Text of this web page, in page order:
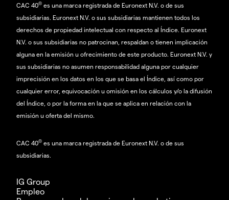
CAC 40® es una marca registrada de Euronext N.V. o de sus
subsidiarias. Euronext N.V. o sus subsidiarias mantienen todos los
derechos de propiedad intelectual con respecto al Índice. Euronext
N.V. o sus subsidiarias no patrocinan, respaldan o tienen implicación
alguna en la emisión u ofrecimiento de este producto. Euronext N.V. y
sus subsidiarias no asumen responsabilidad alguna por cualquier
imprecisión en los datos en los que se basa el Índice, así como por
cualquier error, equivocación u omisión en los cálculos y/o la difusión
del Índice, o por la forma en la que se aplica en relación con la
emisión u oferta del mismo.
CAC 40® es una marca registrada de Euronext N.V. o de sus
subsidiarias.
IG Group
Empleo